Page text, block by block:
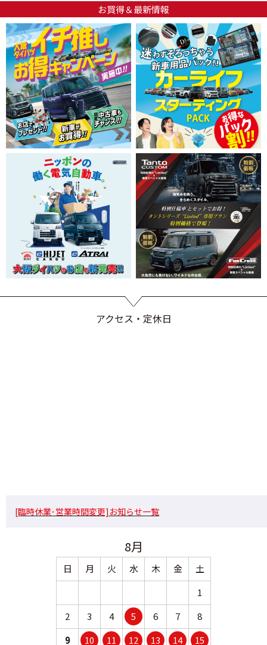
お買得＆最新情報
アクセス・定休日
[臨時休業･営業時間変更]お知らせ一覧
8月
日 月 火 水 木 金
土
1
2
3 4 5 6 7
8
9
10 11 12 13 14
15